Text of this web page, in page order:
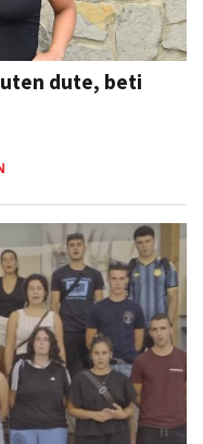
dute, beti